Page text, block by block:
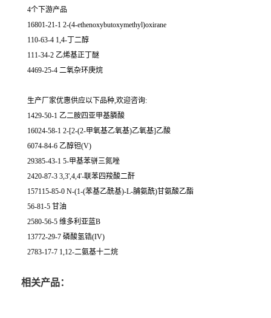
4个下游产品
16801-21-1 2-(4-ethenoxybutoxymethyl)oxirane
110-63-4 1,4-丁二醇
111-34-2 乙烯基正丁醚
4469-25-4 二氧杂环庚烷
生产厂家优惠供应以下品种,欢迎咨询:
1429-50-1 乙二胺四亚甲基膦酸
16024-58-1 2-[2-(2-甲氧基乙氧基)乙氧基]乙酸
6074-84-6 乙醇钽(V)
29385-43-1 5-甲基苯骈三氮唑
2420-87-3 3,3',4,4'-联苯四羧酸二酐
157115-85-0 N-(1-(苯基乙酰基)-L-脯氨酰)甘氨酸乙酯
56-81-5 甘油
2580-56-5 维多利亚蓝B
13772-29-7 磷酸氢锆(IV)
2783-17-7 1,12-二氨基十二烷
相关产品：